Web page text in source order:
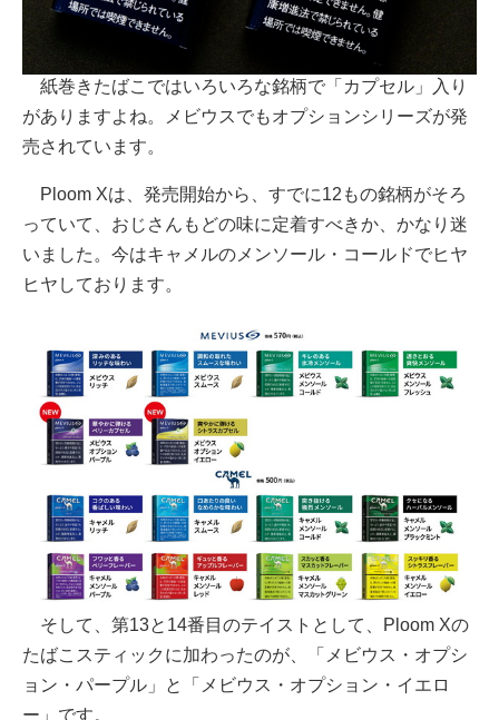
紙巻きたばこではいろいろな銘柄で「カプセル」入り
がありますよね。メビウスでもオプションシリーズが発
売されています。
Ploom Xは、発売開始から、すでに12もの銘柄がそろ
っていて、おじさんもどの味に定着すべきか、かなり迷
いました。今はキャメルのメンソール・コールドでヒヤ
ヒヤしております。
そして、第13と14番目のテイストとして、Ploom Xの
たばこスティックに加わったのが、「メビウス・オプシ
ョン・パープル」と「メビウス・オプション・イエロ
ー」です。